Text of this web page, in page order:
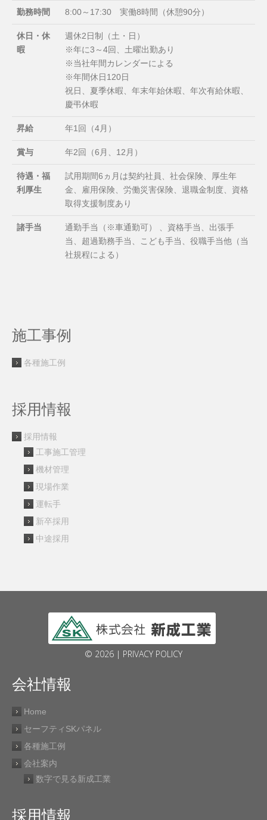
勤務時間 8:00～17:30 実働8時間（休憩90分）
休日・休
暇
週休2日制（土・日）
※年に3～4回、土曜出勤あり
※当社年間カレンダーによる
※年間休日120日
祝日、夏季休暇、年末年始休暇、年次有給休暇、
慶弔休暇
昇給 年1回（4月）
賞与 年2回（6月、12月）
待遇・福
利厚生
試用期間6ヵ月は契約社員、社会保険、厚生年
金、雇用保険、労働災害保険、退職金制度、資格
取得支援制度あり
諸手当
通勤手当（※車通勤可） 、資格手当、出張手
当、超過勤務手当、こども手当、役職手当他（当
社規程による）
施工事例
各種施工例
採用情報
採用情報
工事施工管理
機材管理
現場作業
運転手
新卒採用
中途採用
© 2026 | PRIVACY POLICY
会社情報
Home
セーフティSKパネル
各種施工例
会社案内
数字で見る新成工業
採用情報